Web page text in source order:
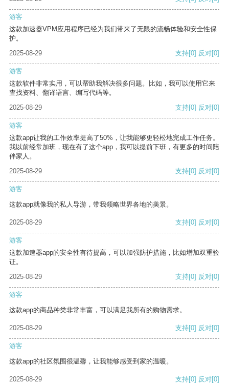
游客
这款加速器VPM应用程序已经为我们带来了无限的流畅体验和安全性保
护。
2025-08-29
支持[0] 反对[0]
游客
这款软件非常实用，可以帮助我解决很多问题。比如，我可以使用它来
查找资料、翻译语言、编写代码等。
2025-08-29
支持[0] 反对[0]
游客
这款app让我的工作效率提高了50%，让我能够更轻松地完成工作任务。
我以前经常加班，现在有了这个app，我可以提前下班，有更多的时间陪
伴家人。
2025-08-29
支持[0] 反对[0]
游客
这款app就像我的私人导游，带我领略世界各地的美景。
2025-08-29 支持[0] 反对[0]
游客
这款加速器app的安全性有待提高，可以加强防护措施，比如增加双重验
证。
2025-08-29
支持[0] 反对[0]
游客
这款app的商品种类非常丰富，可以满足我所有的购物需求。
2025-08-29 支持[0] 反对[0]
游客
这款app的社区氛围很温馨，让我能够感受到家的温暖。
2025-08-29 支持[0] 反对[0]